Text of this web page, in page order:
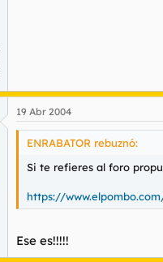
19 Abr 2004
ENRABATOR rebuznó:
Si te refieres al foro
https://
Ese es!!!!!